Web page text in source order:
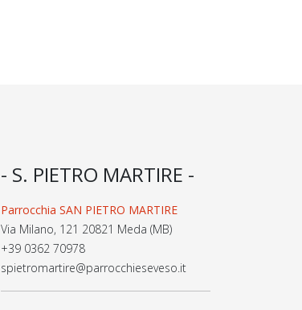
- S. PIETRO MARTIRE -
Parrocchia SAN PIETRO MARTIRE
Via Milano, 121 20821 Meda (MB)
+39 0362 70978
spietromartire@parrocchieseveso.it